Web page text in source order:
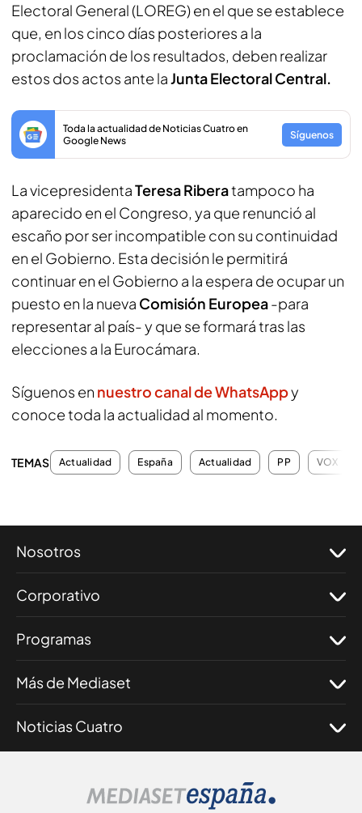
Electoral General (LOREG) en el que se establece
que, en los cinco días posteriores a la
proclamación de los resultados, deben realizar
estos dos actos ante laJunta Electoral Central.
Toda la actualidad de Noticias Cuatro en
Google News
Síguenos
La vicepresidentaTeresa Riberatampoco ha
aparecido en el Congreso, ya que renunció al
escaño por ser incompatible con su continuidad
en el Gobierno. Esta decisión le permitirá
continuar en el Gobierno a la espera de ocupar un
puesto en la nueva Comisión Europea-para
representar al país- y que se formará tras las
elecciones a la Eurocámara.
Síguenos en nuestro canal de WhatsAppy
conoce toda la actualidad al momento.
TEMAS Actualidad España Actualidad PP VOX
Nosotros
Corporativo
Programas
Más de Mediaset
Noticias Cuatro